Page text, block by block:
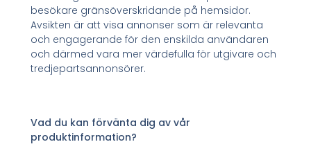
besökare gränsöverskridande på hemsidor.
Avsikten är att visa annonser som är relevanta
och engagerande för den enskilda användaren
och därmed vara mer värdefulla för utgivare och
tredjepartsannonsörer.
Vad du kan förvänta dig av vår
produktinformation?